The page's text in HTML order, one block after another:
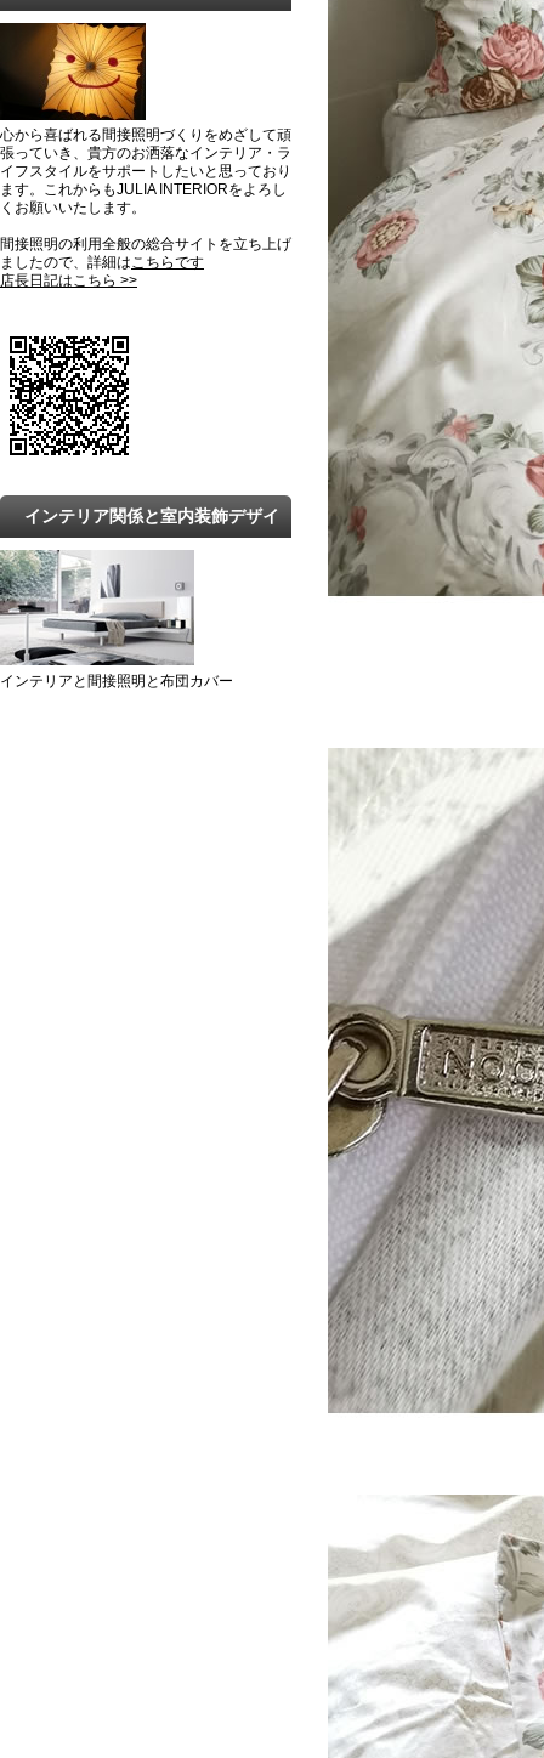
心から喜ばれる間接照明づくりをめざして頑
張っていき、貴方のお洒落なインテリア・ラ
イフスタイルをサポートしたいと思っており
ます。これからもJULIA INTERIORをよろし
くお願いいたします。
間接照明の利用全般の総合サイトを立ち上げ
ましたので、詳細はこちらです
店長日記はこちら >>
インテリア関係と室内装飾デザイ
ンの最新トレンドと知識
インテリアと間接照明と布団カバー